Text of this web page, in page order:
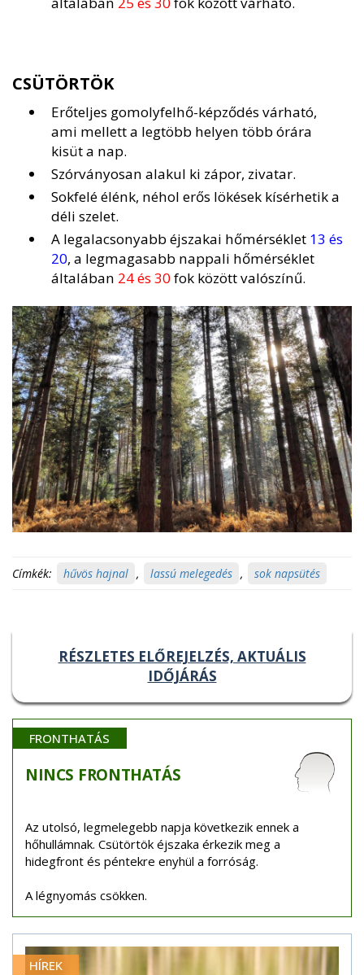
CSÜTÖRTÖK
Erőteljes gomolyfelhő-képződés várható,
ami mellett a legtöbb helyen több órára
kisüt a nap.
Szórványosan alakul ki zápor, zivatar.
Sokfelé élénk, néhol erős lökések kísérhetik a
déli szelet.
A legalacsonyabb éjszakai hőmérséklet 13 és
20, a legmagasabb nappali hőmérséklet
általában 24 és 30fok között valószínű.
Címkék: hűvös hajnal , lassú melegedés , sok napsütés
RÉSZLETES ELŐREJELZÉS, AKTUÁLIS
IDŐJÁRÁS
FRONTHATÁS
NINCS FRONTHATÁS
Az utolsó, legmelegebb napja következik ennek a
hőhullámnak. Csütörtök éjszaka érkezik meg a
hidegfront és péntekre enyhül a forróság.
A légnyomás csökken.
HÍREK